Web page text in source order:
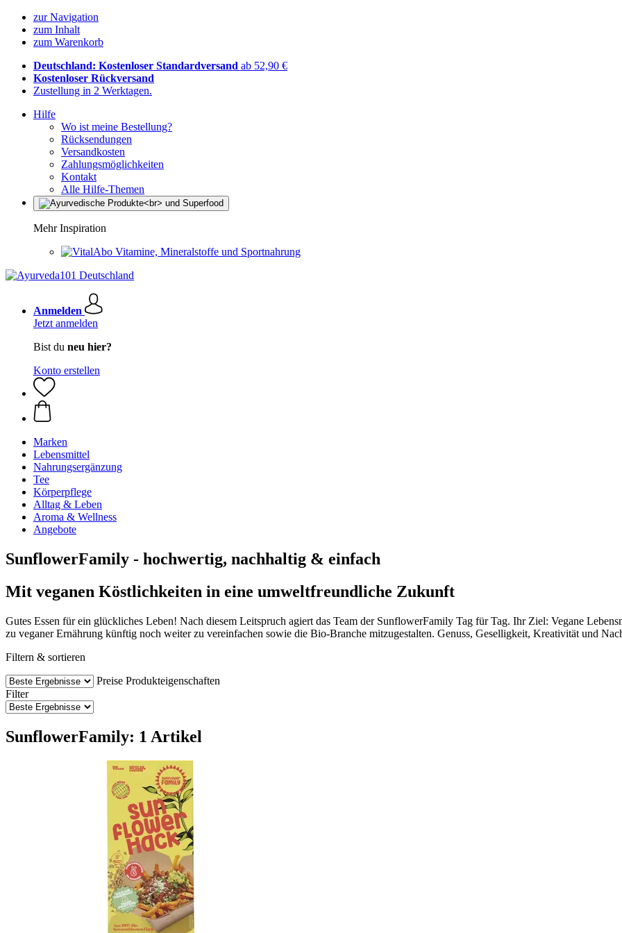
zur Navigation
zum Inhalt
zum Warenkorb
Deutschland: Kostenloser Standardversand ab 52,90 €
Kostenloser Rückversand
Zustellung in 2 Werktagen.
Hilfe
Wo ist meine Bestellung?
Rücksendungen
Versandkosten
Zahlungsmöglichkeiten
Kontakt
Alle Hilfe-Themen
Mehr Inspiration
Vitamine, Mineralstoffe und Sportnahrung
Anmelden
Jetzt anmelden
Bist du neu hier?
Konto erstellen
Marken
Lebensmittel
Nahrungsergänzung
Tee
Körperpflege
Alltag & Leben
Aroma & Wellness
Angebote
SunflowerFamily - hochwertig, nachhaltig & einfach
Mit veganen Köstlichkeiten in eine umweltfreundliche Zukunft
Gutes Essen für ein glückliches Leben! Nach diesem Leitspruch agiert das Team der SunflowerFamily Tag für Tag. Ihr Ziel: Vegane
zu veganer Ernährung künftig noch weiter zu vereinfachen sowie die Bio-Branche mitzugestalten. Genuss, Geselligkeit, Kreativität und
Filtern & sortieren
Preise Produkteigenschaften
Filter
SunflowerFamily: 1 Artikel